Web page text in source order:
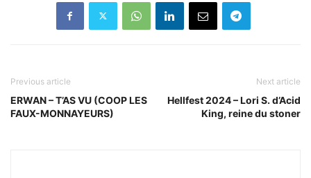
Previous article
ERWAN – T’AS VU (COOP LES
FAUX-MONNAYEURS)
Next article
Hellfest 2024 – Lori S. d’Acid
King, reine du stoner